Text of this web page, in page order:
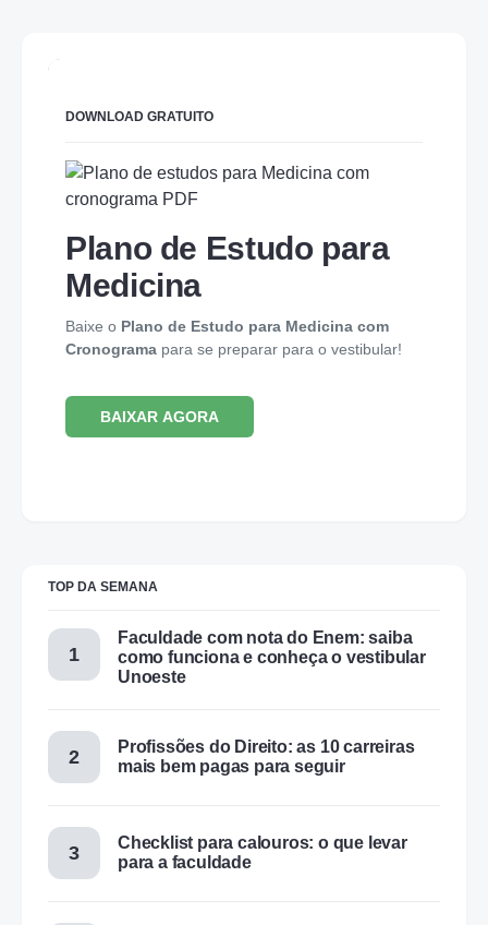
DOWNLOAD GRATUITO
Plano de Estudo para
Medicina
Baixe o Plano de Estudo para Medicina com
Cronograma para se preparar para o vestibular!
BAIXAR AGORA
TOP DA SEMANA
Faculdade com nota do Enem: saiba
como funciona e conheça o vestibular
Unoeste
Profissões do Direito: as 10 carreiras
mais bem pagas para seguir
Checklist para calouros: o que levar
para a faculdade